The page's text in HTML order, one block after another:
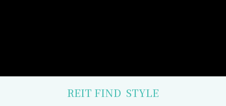
REIT FIND STYLE